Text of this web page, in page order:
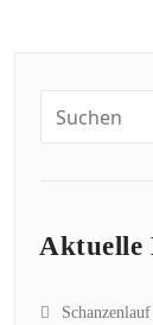
Aktuelle